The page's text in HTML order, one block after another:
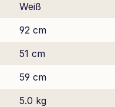
Weiß
92 cm
51 cm
59 cm
5.0 kg